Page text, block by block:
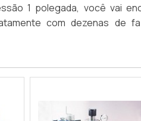
1 polegada, você vai
com dezenas de